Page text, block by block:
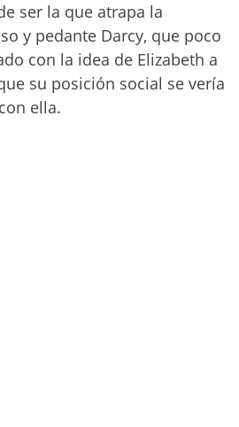
ser la que atrapa la
y pedante Darcy, que poco
con la idea de Elizabeth a
su posición social se vería
ella.